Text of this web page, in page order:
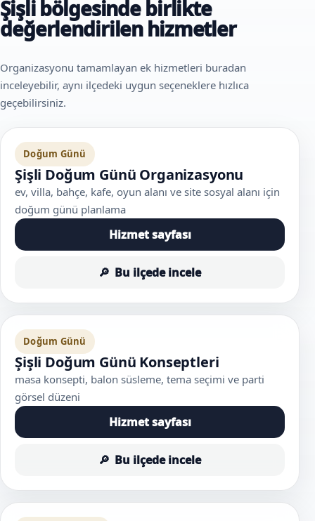
Şişli bölgesinde birlikte
değerlendirilen hizmetler
Organizasyonu tamamlayan ek hizmetleri buradan
inceleyebilir, aynı ilçedeki uygun seçeneklere hızlıca
geçebilirsiniz.
Doğum Günü
Şişli Doğum Günü Organizasyonu
ev, villa, bahçe, kafe, oyun alanı ve site sosyal alanı için
doğum günü planlama
Hizmet sayfası
Bu ilçede incele
Doğum Günü
Şişli Doğum Günü Konseptleri
masa konsepti, balon süsleme, tema seçimi ve parti
görsel düzeni
Hizmet sayfası
Bu ilçede incele